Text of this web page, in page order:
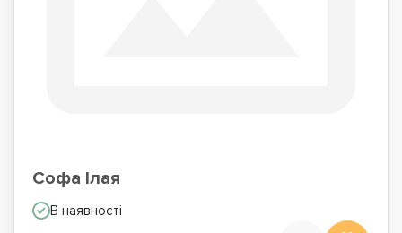
Софа Ілая
В наявності